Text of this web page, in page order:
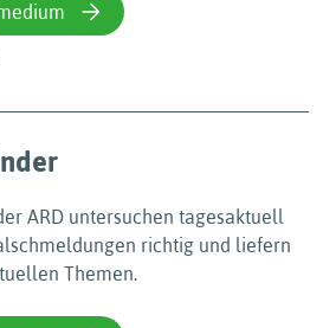
ARD untersuchen tagesaktuell
richtig und liefern
Themen.